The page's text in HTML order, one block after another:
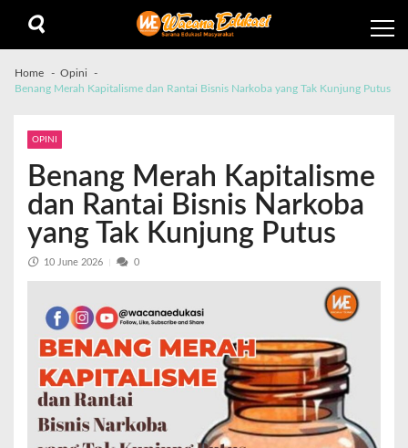
Home
Opini
Benang Merah Kapitalisme dan Rantai Bisnis Narkoba yang Tak Kunjung Putus
OPINI
Benang Merah Kapitalisme
dan Rantai Bisnis Narkoba
yang Tak Kunjung Putus
10 June 2026 0